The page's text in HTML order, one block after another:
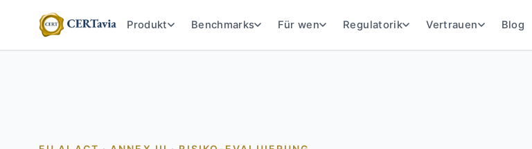
Produkt Benchmarks Für wen Regulatorik Vertrauen Blog